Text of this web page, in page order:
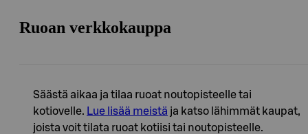
Ruoan verkkokauppa
Säästä aikaa ja tilaa ruoat noutopisteelle tai
kotiovelle. Lue lisää meistä ja katso lähimmät kaupat,
joista voit tilata ruoat kotiisi tai noutopisteelle.